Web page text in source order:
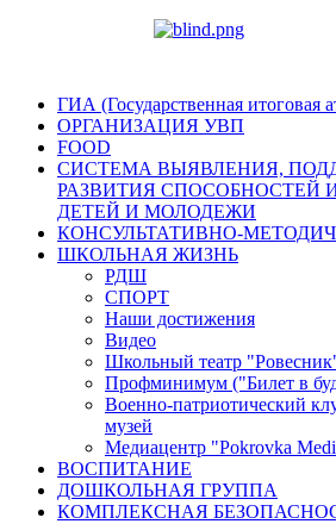
ГИА (Государственная итоговая
ОРГАНИЗАЦИЯ УВП
FOOD
СИСТЕМА ВЫЯВЛЕНИЯ,
РАЗВИТИЯ СПОСОБНОСТЕЙ
ДЕТЕЙ И МОЛОДЕЖИ
КОНСУЛЬТАТИВНО-
ШКОЛЬНАЯ ЖИЗНЬ
РДШ
СПОРТ
Наши достижения
Видео
Школьный театр
Профминимум ("Билет в
Военно-патриотический
музей
Медиацентр "Pokrovka
ВОСПИТАНИЕ
ДОШКОЛЬНАЯ ГРУППА
КОМПЛЕКСНАЯ